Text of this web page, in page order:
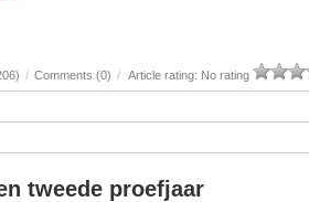
/ Comments (0) / Article rating: No rating
tweede proefjaar